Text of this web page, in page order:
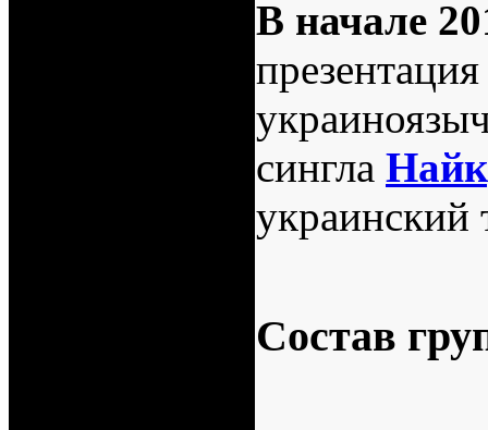
В начале
презентация
сингла
украинский
Состав